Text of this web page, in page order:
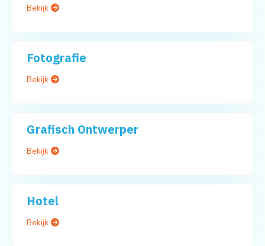
Bekijk
Fotografie
Bekijk
Grafisch Ontwerper
Bekijk
Hotel
Bekijk